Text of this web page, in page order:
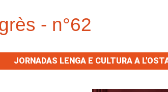
- n°62
JORNADAS LENGA E CULTURA A